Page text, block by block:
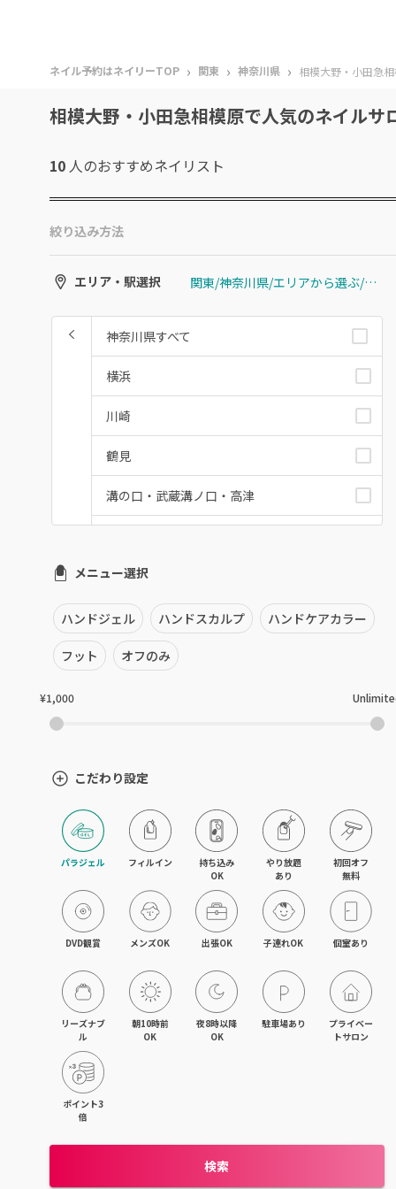
ネイル予約はネイリーTOP › 関東 › 神奈川県 › 相模大野・小田急
相模大野・小田急相模原で人気のネイルサ
10 人のおすすめネイリスト
絞り込み方法
エリア・駅選択 関東/神奈川県/エリアから選ぶ/相模大野・小田急相模原
神奈川県すべて
横浜
川崎
鶴見
溝の口・武蔵溝ノ口・高津
本厚木・海老名・伊勢原
港北・都筑・青葉台
横須賀・鎌倉・逗子
大船・戸塚・保土ヶ谷
藤沢・湘南台・江ノ島
武蔵小杉・日吉・綱島
相模大野・小田急相模原
東林間・中央林間・南林間
大和・さがみ野・二俣川
上大岡・金沢文庫・港南台
メニュー選択
ハンドジェル ハンドスカルプ ハンドケアカラー
フット オフのみ
¥1,000
こだわり設定
パラジェル フィルイン
持ち込み
OK
やり放題
あり
初回オフ
無料
DVD観賞 メンズOK 出張OK 子連れOK 個室あり
リーズナブ
ル
朝10時前
OK
夜8時以降
OK
駐車場あり
プライベー
トサロン
ポイント3
倍
検索